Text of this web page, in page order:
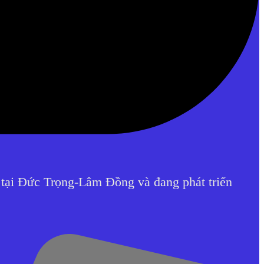
Đức Trọng-Lâm Đồng và đang phát triển